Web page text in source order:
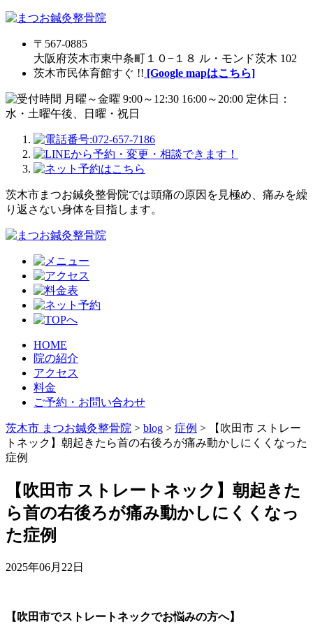
〒567-0885
大阪府茨木市東中条町１０−１８ ル・モンド茨木 102
茨木市民体育館すぐ !! [Google mapはこちら]
茨木市まつお鍼灸整骨院では頭痛の原因を見極め、痛みを繰
り返さない身体を目指します。
HOME
院の紹介
アクセス
料金
ご予約・お問い合わせ
茨木市 まつお鍼灸整骨院 > blog > 症例 >
【吹田市 ストレー
トネック】朝起きたら首の右後ろが痛み動かしにくくなった
症例
【吹田市 ストレートネック】朝起きた
ら首の右後ろが痛み動かしにくくなっ
た症例
2025年06月22日
【吹田市でストレートネックでお悩みの方へ】